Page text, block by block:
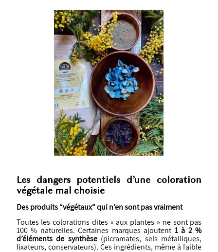
Les dangers potentiels d’une coloration
végétale mal choisie
Des produits “végétaux” qui n’en sont pas vraiment
Toutes les colorations dites « aux plantes » ne sont pas
100 % naturelles. Certaines marques ajoutent 1 à 2 %
d’éléments de synthèse(picramates, sels métalliques,
fixateurs, conservateurs). Ces ingrédients, même à faible